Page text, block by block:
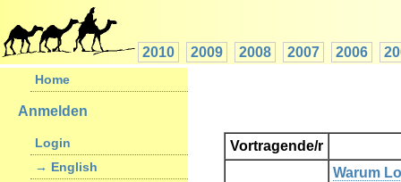
2010 2009 2008 2007 2006
Home
Anmelden
Login
→ English
Vortragende/r
‎Warum